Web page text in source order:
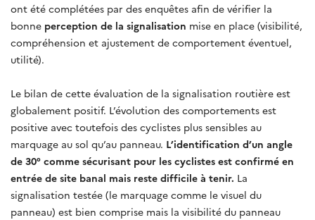
ont été complétées par des enquêtes afin de vérifier la
bonne perception de la signalisation mise en place (visibilité,
compréhension et ajustement de comportement éventuel,
utilité).
Le bilan de cette évaluation de la signalisation routière est
globalement positif. L’évolution des comportements est
positive avec toutefois des cyclistes plus sensibles au
marquage au sol qu’au panneau. L’identification d’un angle
de 30° comme sécurisant pour les cyclistes est confirmé en
entrée de site banal mais reste difficile à tenir. La
signalisation testée (le marquage comme le visuel du
panneau) est bien comprise mais la visibilité du panneau